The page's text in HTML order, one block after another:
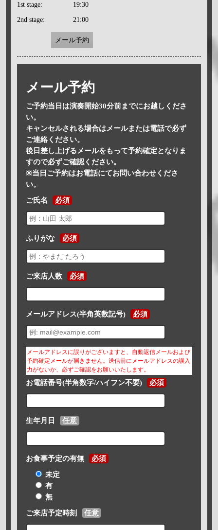
1st stage: 19:30
2nd stage: 21:00
メール予約
メール予約
ご予約当日は演奏開始30分前までにお越しくださ
い。
キャンセルされる場合はメールまたは電話で必ず
ご連絡ください。
後日差し上げるメールをもって予約確定となりま
すので必ずご確認ください。
※当日ご予約はお電話にてお問い合わせくださ
い。
ご氏名 必須
ふりがな 必須
ご来店人数 必須
メールアドレス(半角英数記号) 必須
メールアドレスに誤りがございますと、自動返信メールおよび
予約確定メールが届きません。送信前にメールアドレスの誤入
力がないか、必ずご確認をお願いいたします。
お電話番号(半角数字/ハイフン不要) 必須
生年月日 任意
お食事予定の有無 必須
未定
有
無
ご来店予定時刻 任意